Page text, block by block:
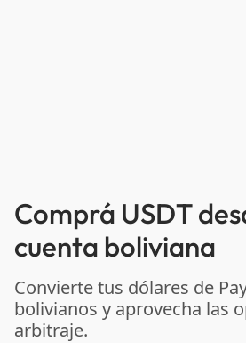
Comprá USDT
cuenta boliviana
Convierte tus dólares de
bolivianos y aprovecha las
arbitraje.